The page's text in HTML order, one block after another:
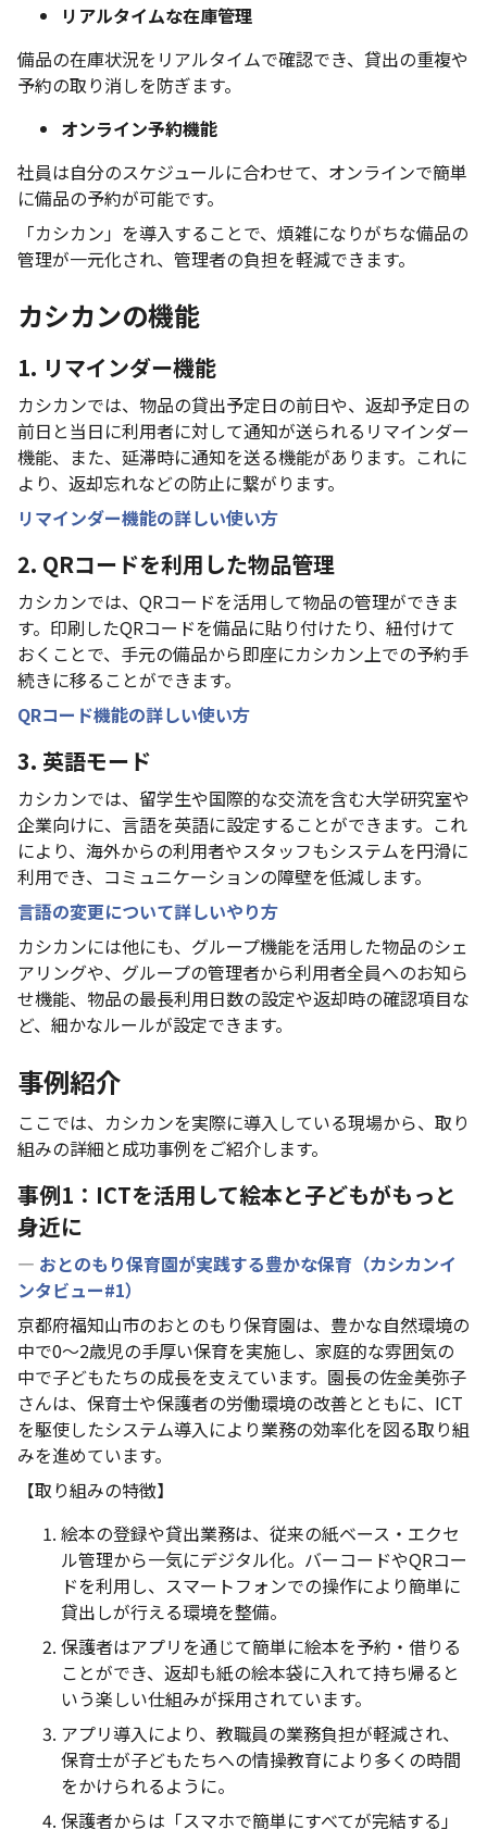
リアルタイムな在庫管理
備品の在庫状況をリアルタイムで確認でき、貸出の重複や
予約の取り消しを防ぎます。
オンライン予約機能
社員は自分のスケジュールに合わせて、オンラインで簡単
に備品の予約が可能です。
「カシカン」を導入することで、煩雑になりがちな備品の
管理が一元化され、管理者の負担を軽減できます。
カシカンの機能
1. リマインダー機能
カシカンでは、物品の貸出予定日の前日や、返却予定日の
前日と当日に利用者に対して通知が送られるリマインダー
機能、また、延滞時に通知を送る機能があります。これに
より、返却忘れなどの防止に繋がります。
リマインダー機能の詳しい使い方
2. QRコードを利用した物品管理
カシカンでは、QRコードを活用して物品の管理ができま
す。印刷したQRコードを備品に貼り付けたり、紐付けて
おくことで、手元の備品から即座にカシカン上での予約手
続きに移ることができます。
QRコード機能の詳しい使い方
3. 英語モード
カシカンでは、留学生や国際的な交流を含む大学研究室や
企業向けに、言語を英語に設定することができます。これ
により、海外からの利用者やスタッフもシステムを円滑に
利用でき、コミュニケーションの障壁を低減します。
言語の変更について詳しいやり方
カシカンには他にも、グループ機能を活用した物品のシェ
アリングや、グループの管理者から利用者全員へのお知ら
せ機能、物品の最長利用日数の設定や返却時の確認項目な
ど、細かなルールが設定できます。
事例紹介
ここでは、カシカンを実際に導入している現場から、取り
組みの詳細と成功事例をご紹介します。
事例1：ICTを活用して絵本と子どもがもっと
身近に
― おとのもり保育園が実践する豊かな保育（カシカンイ
ンタビュー#1）
京都府福知山市のおとのもり保育園は、豊かな自然環境の
中で0～2歳児の手厚い保育を実施し、家庭的な雰囲気の
中で子どもたちの成長を支えています。園長の佐金美弥子
さんは、保育士や保護者の労働環境の改善とともに、ICT
を駆使したシステム導入により業務の効率化を図る取り組
みを進めています。
【取り組みの特徴】
絵本の登録や貸出業務は、従来の紙ベース・エクセ
ル管理から一気にデジタル化。バーコードやQRコー
ドを利用し、スマートフォンでの操作により簡単に
貸出しが行える環境を整備。
保護者はアプリを通じて簡単に絵本を予約・借りる
ことができ、返却も紙の絵本袋に入れて持ち帰ると
いう楽しい仕組みが採用されています。
アプリ導入により、教職員の業務負担が軽減され、
保育士が子どもたちへの情操教育により多くの時間
をかけられるように。
保護者からは「スマホで簡単にすべてが完結する」